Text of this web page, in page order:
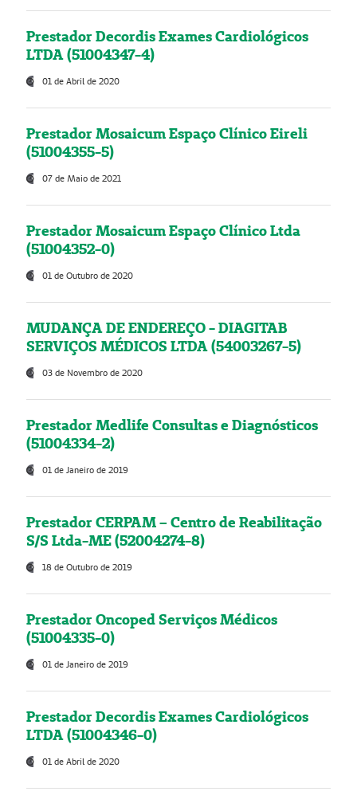
Prestador Decordis Exames Cardiológicos
LTDA (51004347-4)
01 de Abril de 2020
Prestador Mosaicum Espaço Clínico Eireli
(51004355-5)
07 de Maio de 2021
Prestador Mosaicum Espaço Clínico Ltda
(51004352-0)
01 de Outubro de 2020
MUDANÇA DE ENDEREÇO - DIAGITAB
SERVIÇOS MÉDICOS LTDA (54003267-5)
03 de Novembro de 2020
Prestador Medlife Consultas e Diagnósticos
(51004334-2)
01 de Janeiro de 2019
Prestador CERPAM – Centro de Reabilitação
S/S Ltda-ME (52004274-8)
18 de Outubro de 2019
Prestador Oncoped Serviços Médicos
(51004335-0)
01 de Janeiro de 2019
Prestador Decordis Exames Cardiológicos
LTDA (51004346-0)
01 de Abril de 2020